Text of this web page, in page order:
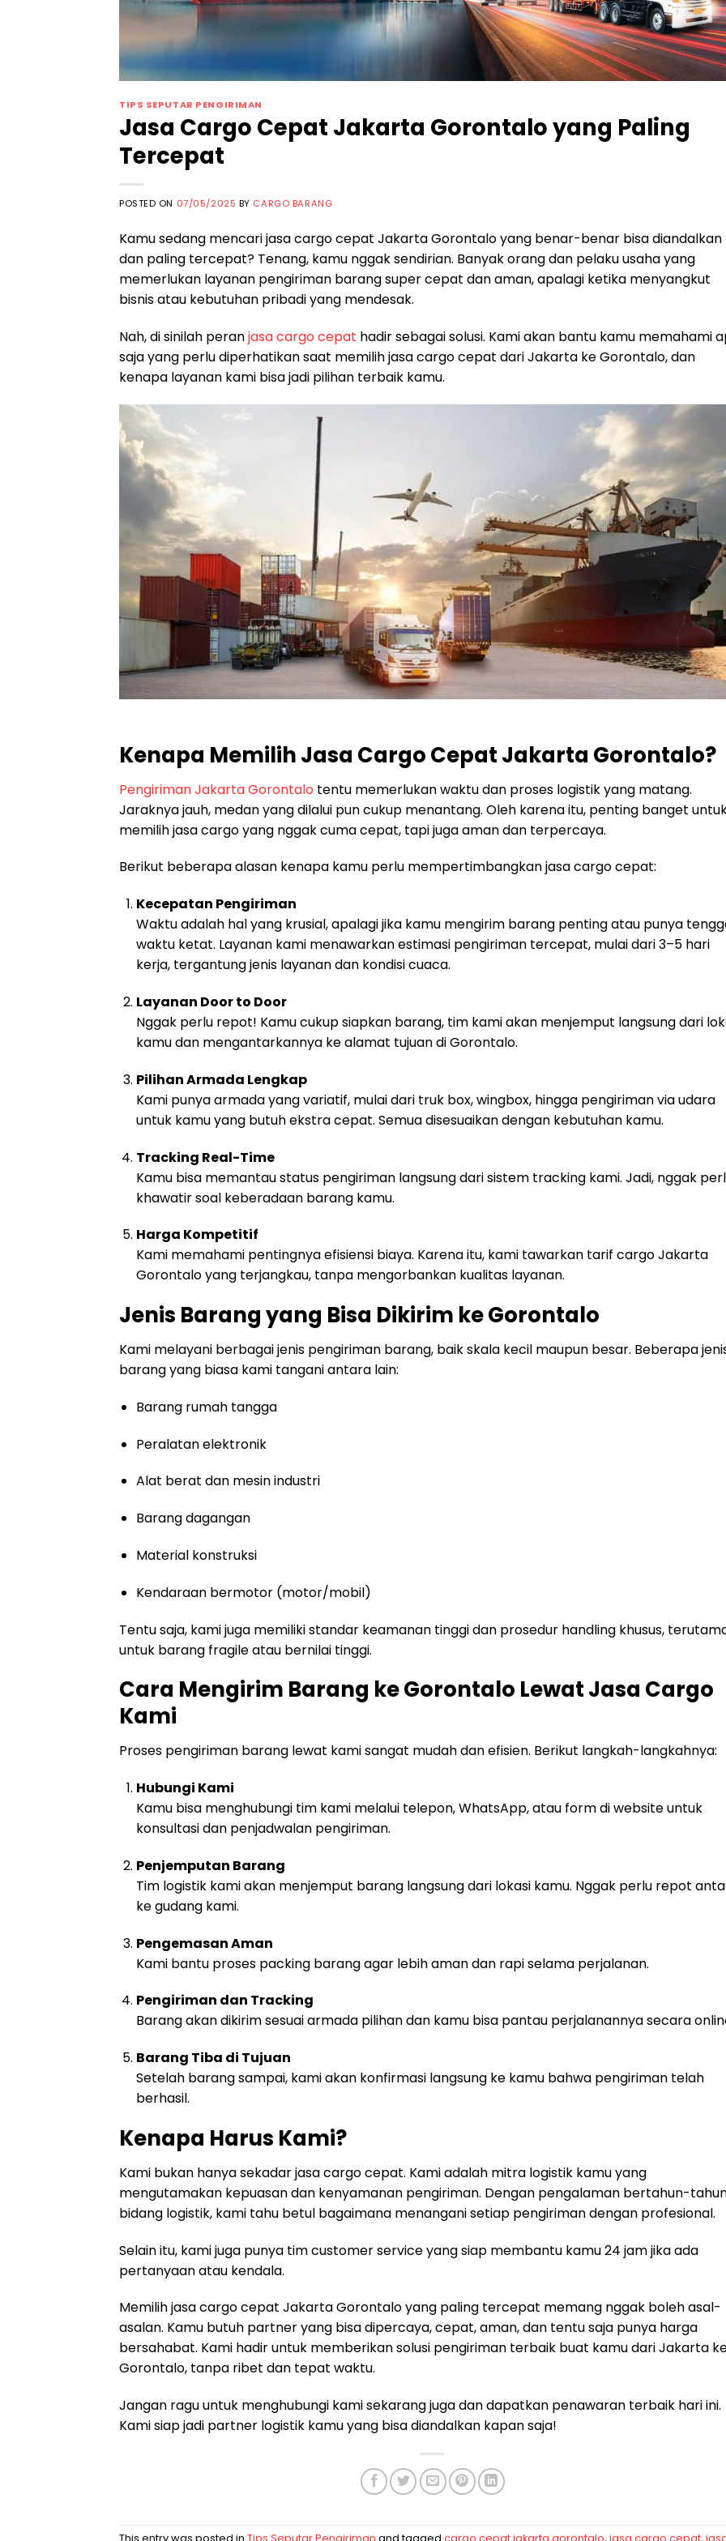
TIPS SEPUTAR PENGIRIMAN
Jasa Cargo Cepat Jakarta Gorontalo yang Paling
Tercepat
POSTED ON 07/05/2025 BY CARGO BARANG
Kamu sedang mencari jasa cargo cepat Jakarta Gorontalo yang benar-benar bisa diandalkan
dan paling tercepat? Tenang, kamu nggak sendirian. Banyak orang dan pelaku usaha yang
memerlukan layanan pengiriman barang super cepat dan aman, apalagi ketika menyangkut
bisnis atau kebutuhan pribadi yang mendesak.
Nah, di sinilah peranjasa cargo cepat hadir sebagai solusi. Kami akan bantu kamu memahami
saja yang perlu diperhatikan saat memilih jasa cargo cepat dari Jakarta ke Gorontalo, dan
kenapa layanan kami bisa jadi pilihan terbaik kamu.
Kenapa Memilih Jasa Cargo Cepat Jakarta Gorontalo?
Pengiriman Jakarta Gorontalo tentu memerlukan waktu dan proses logistik yang matang.
Jaraknya jauh, medan yang dilalui pun cukup menantang. Oleh karena itu, penting banget
memilih jasa cargo yang nggak cuma cepat, tapi juga aman dan terpercaya.
Berikut beberapa alasan kenapa kamu perlu mempertimbangkan jasa cargo cepat:
Kecepatan Pengiriman
Waktu adalah hal yang krusial, apalagi jika kamu mengirim barang penting atau punya
waktu ketat. Layanan kami menawarkan estimasi pengiriman tercepat, mulai dari 3–5 hari
kerja, tergantung jenis layanan dan kondisi cuaca.
Layanan Door to Door
Nggak perlu repot! Kamu cukup siapkan barang, tim kami akan menjemput langsung dari
kamu dan mengantarkannya ke alamat tujuan di Gorontalo.
Pilihan Armada Lengkap
Kami punya armada yang variatif, mulai dari truk box, wingbox, hingga pengiriman via udara
untuk kamu yang butuh ekstra cepat. Semua disesuaikan dengan kebutuhan kamu.
Tracking Real-Time
Kamu bisa memantau status pengiriman langsung dari sistem tracking kami. Jadi, nggak
khawatir soal keberadaan barang kamu.
Harga Kompetitif
Kami memahami pentingnya efisiensi biaya. Karena itu, kami tawarkan tarif cargo Jakarta
Gorontalo yang terjangkau, tanpa mengorbankan kualitas layanan.
Jenis Barang yang Bisa Dikirim ke Gorontalo
Kami melayani berbagai jenis pengiriman barang, baik skala kecil maupun besar. Beberapa
barang yang biasa kami tangani antara lain:
Barang rumah tangga
Peralatan elektronik
Alat berat dan mesin industri
Barang dagangan
Material konstruksi
Kendaraan bermotor (motor/mobil)
Tentu saja, kami juga memiliki standar keamanan tinggi dan prosedur handling khusus,
untuk barang fragile atau bernilai tinggi.
Cara Mengirim Barang ke Gorontalo Lewat Jasa Cargo
Kami
Proses pengiriman barang lewat kami sangat mudah dan efisien. Berikut langkah-langkahnya:
Hubungi Kami
Kamu bisa menghubungi tim kami melalui telepon, WhatsApp, atau form di website untuk
konsultasi dan penjadwalan pengiriman.
Penjemputan Barang
Tim logistik kami akan menjemput barang langsung dari lokasi kamu. Nggak perlu repot
ke gudang kami.
Pengemasan Aman
Kami bantu proses packing barang agar lebih aman dan rapi selama perjalanan.
Pengiriman dan Tracking
Barang akan dikirim sesuai armada pilihan dan kamu bisa pantau perjalanannya secara
Barang Tiba di Tujuan
Setelah barang sampai, kami akan konfirmasi langsung ke kamu bahwa pengiriman telah
berhasil.
Kenapa Harus Kami?
Kami bukan hanya sekadar jasa cargo cepat. Kami adalah mitra logistik kamu yang
mengutamakan kepuasan dan kenyamanan pengiriman. Dengan pengalaman bertahun-
bidang logistik, kami tahu betul bagaimana menangani setiap pengiriman dengan profesional.
Selain itu, kami juga punya tim customer service yang siap membantu kamu 24 jam jika ada
pertanyaan atau kendala.
Memilih jasa cargo cepat Jakarta Gorontalo yang paling tercepat memang nggak boleh asal-
asalan. Kamu butuh partner yang bisa dipercaya, cepat, aman, dan tentu saja punya harga
bersahabat. Kami hadir untuk memberikan solusi pengiriman terbaik buat kamu dari Jakarta
Gorontalo, tanpa ribet dan tepat waktu.
Jangan ragu untuk menghubungi kami sekarang juga dan dapatkan penawaran terbaik hari ini.
Kami siap jadi partner logistik kamu yang bisa diandalkan kapan saja!